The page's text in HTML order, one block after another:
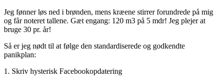
Jeg fønner løs ned i brønden, mens kræene stirrer forundrede på mig
og får noteret tallene. Gæt engang: 120 m3 på 5 mdr! Jeg plejer at
bruge 30 pr. år!
Så er jeg nødt til at følge den standardiserede og godkendte
panikplan:
1. Skriv hysterisk Facebookopdatering